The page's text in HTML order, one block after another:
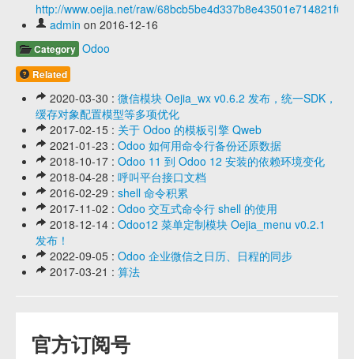
http://www.oejia.net/raw/
admin on 2016-12-16
Category Odoo
Related
2020-03-30 : 微信模块 Oejia_wx v0.6.2 发布，统一SDK，
缓存对象配置模型等多项优化
2017-02-15 : 关于 Odoo 的模板引擎 Qweb
2021-01-23 : Odoo 如何用命令行备份还原数据
2018-10-17 : Odoo 11 到 Odoo 12 安装的依赖环境变化
2018-04-28 : 呼叫平台接口文档
2016-02-29 : shell 命令积累
2017-11-02 : Odoo 交互式命令行 shell 的使用
2018-12-14 : Odoo12 菜单定制模块 Oejia_menu v0.2.1
发布！
2022-09-05 : Odoo 企业微信之日历、日程的同步
2017-03-21 : 算法
官方订阅号